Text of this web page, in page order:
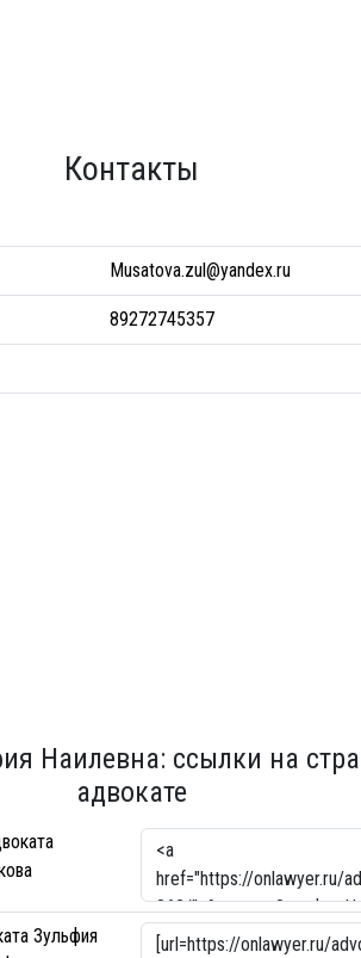
Контакты
Musatova.zul@yandex.ru
89272745357
Наилевна: ссылки на
адвокате
Зульфия